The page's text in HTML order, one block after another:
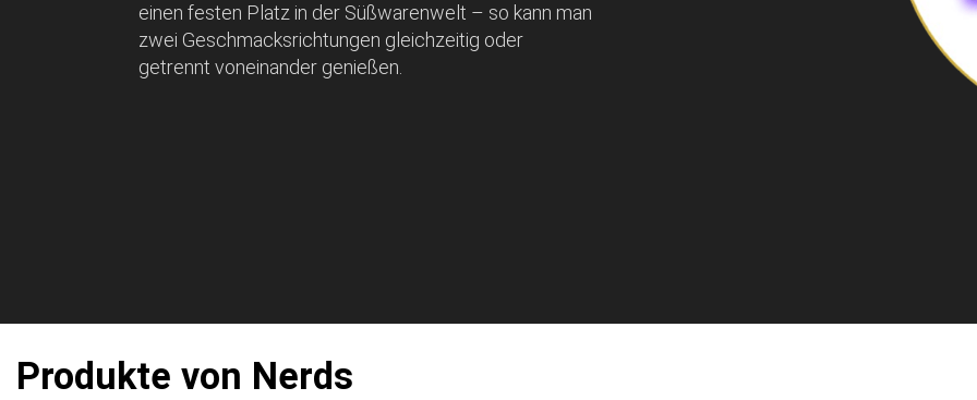
einen festen Platz in der Süßwarenwelt – so kann man
zwei Geschmacksrichtungen gleichzeitig oder
getrennt voneinander genießen.
Produkte von Nerds